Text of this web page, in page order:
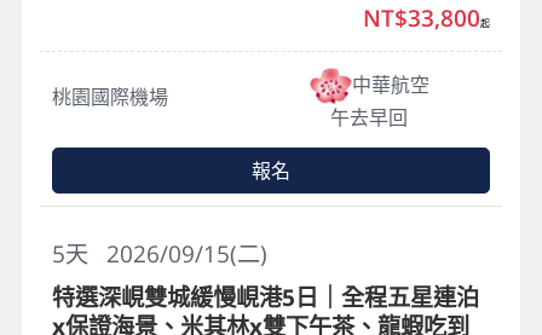
桃園國際機場
中華航空
午去早回
NT$33,800起
報名
2026/09/15(二)
5天
特選深峴雙城緩慢峴港5日｜全程五星連泊
x保證海景、米其林x雙下午茶、龍蝦吃到